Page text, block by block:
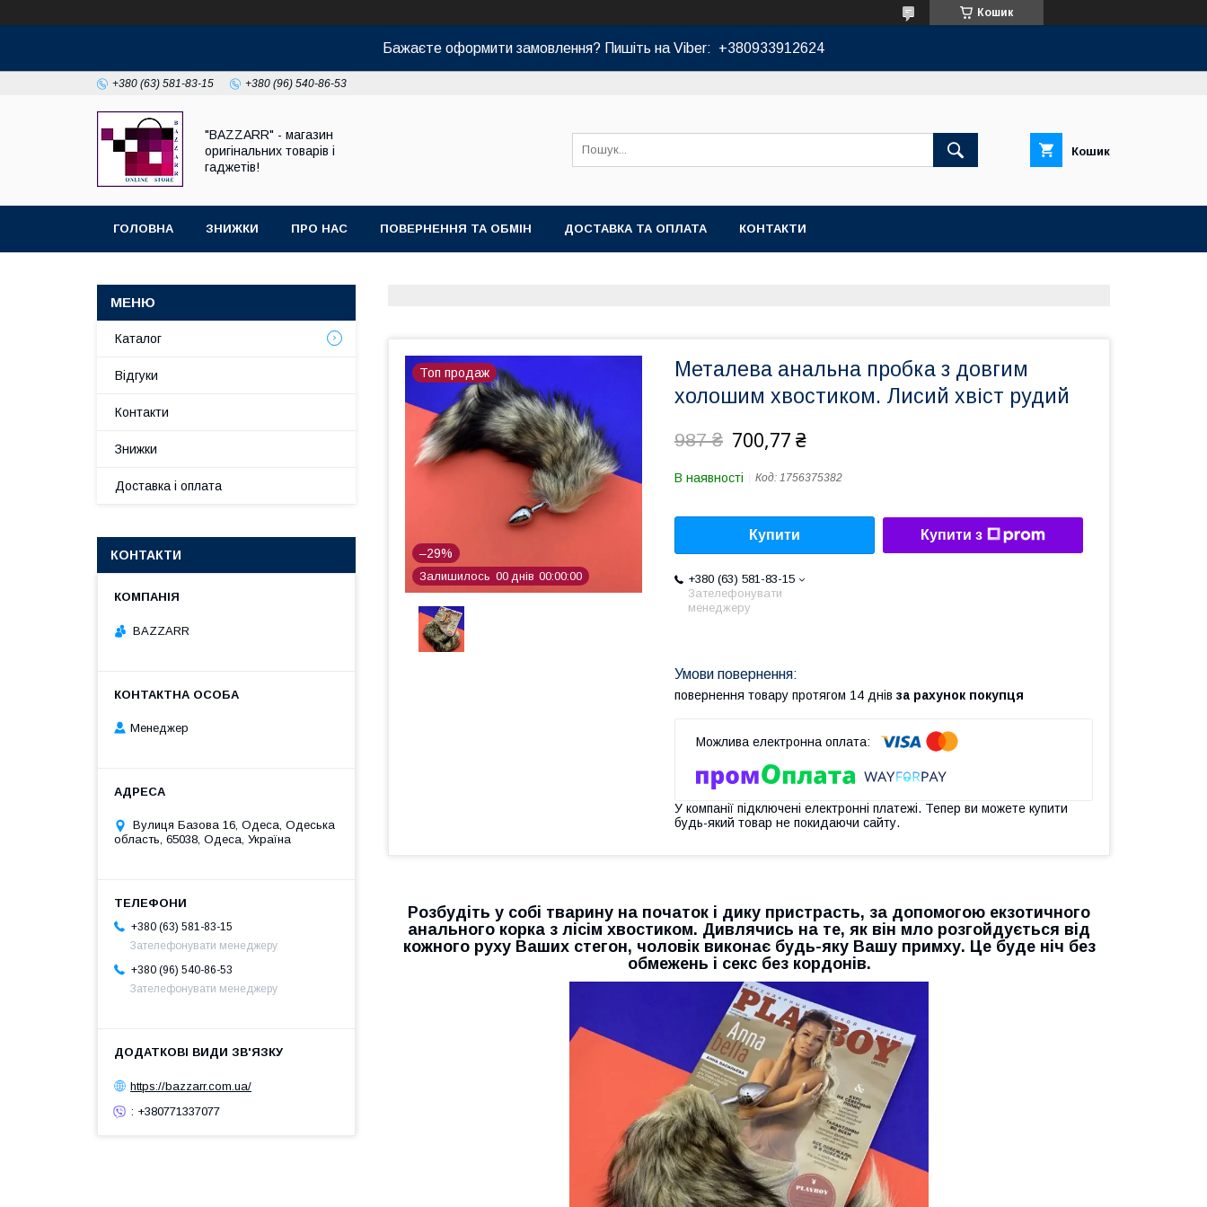
Кошик
Бажаєте оформити замовлення? Пишіть на Viber: +380933912624
+380 (63) 581-83-15 +380 (96) 540-86-53
"BAZZARR" - магазин
оригінальних товарів і
гаджетів!
Кошик
ГОЛОВНА ЗНИЖКИ ПРО НАС ПОВЕРНЕННЯ ТА ОБМІН ДОСТАВКА ТА ОПЛАТА КОНТАКТИ
Топ продаж
–29%
Залишилось 00 днів 00 00 00
Металева анальна пробка з довгим
холошим хвостиком. Лисий хвіст рудий
987 ₴ 700,77 ₴
В наявності Код: 1756375382
Купити Купити з
+380 (63) 581-83-15
Зателефонувати
менеджеру
повернення товару протягом 14 днів за рахунок покупця
У компанії підключені електронні платежі. Тепер ви можете купити
будь-який товар не покидаючи сайту.
Розбудіть у собі тварину на початок і дику пристрасть, за допомогою екзотичного
анального корка з лісім хвостиком. Дивлячись на те, як він мло розгойдується від
кожного руху Ваших стегон, чоловік виконає будь-яку Вашу примху. Це буде ніч без
обмежень і секс без кордонів.
Каталог
Відгуки
Контакти
Знижки
Доставка і оплата
КОНТАКТИ
BAZZARR
Менеджер
Вулиця Базова 16, Одеса, Одеська
область, 65038, Одеса, Україна
+380 (63) 581-83-15
Зателефонувати менеджеру
+380 (96) 540-86-53
Зателефонувати менеджеру
https://bazzarr.com.ua/
: +380771337077